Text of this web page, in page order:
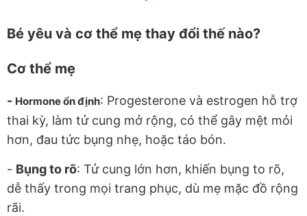
Bé yêu và cơ thể mẹ thay đổi thế nào?
Cơ thể mẹ
- Hormone ổn định: Progesterone và estrogen hỗ trợ
thai kỳ, làm tử cung mở rộng, có thể gây mệt mỏi
hơn, đau tức bụng nhẹ, hoặc táo bón.
- Bụng to rõ: Tử cung lớn hơn, khiến bụng to rõ,
dễ thấy trong mọi trang phục, dù mẹ mặc đồ rộng
rãi.